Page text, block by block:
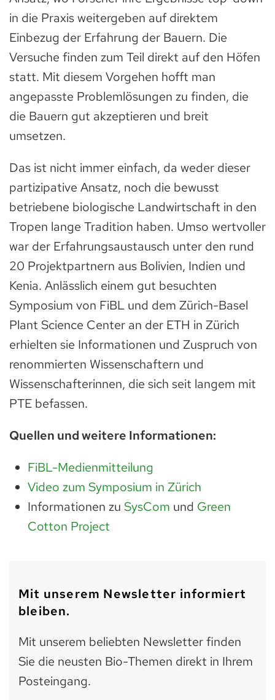
in die Praxis weitergeben auf direktem
Einbezug der Erfahrung der Bauern. Die
Versuche finden zum Teil direkt auf den Höfen
statt. Mit diesem Vorgehen hofft man
angepasste Problemlösungen zu finden, die
die Bauern gut akzeptieren und breit
umsetzen.
Das ist nicht immer einfach, da weder dieser
partizipative Ansatz, noch die bewusst
betriebene biologische Landwirtschaft in den
Tropen lange Tradition haben. Umso wertvoller
war der Erfahrungsaustausch unter den rund
20 Projektpartnern aus Bolivien, Indien und
Kenia. Anlässlich einem gut besuchten
Symposium von FiBL und dem Zürich-Basel
Plant Science Center an der ETH in Zürich
erhielten sie Informationen und Zuspruch von
renommierten Wissenschaftern und
Wissenschafterinnen, die sich seit langem mit
PTE befassen.
Quellen und weitere Informationen:
FiBL-Medienmitteilung
Video zum Symposium in Zürich
Informationen zu SysCom und Green
Cotton Project
Mit unserem Newsletter informiert
bleiben.
Mit unserem beliebten Newsletter finden
Sie die neusten Bio-Themen direkt in Ihrem
Posteingang.